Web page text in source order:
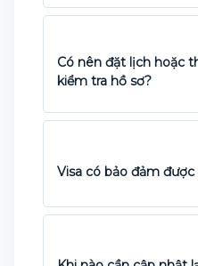
Có nên đặt lịch hoặc
kiểm tra hồ sơ?
Visa có bảo đảm